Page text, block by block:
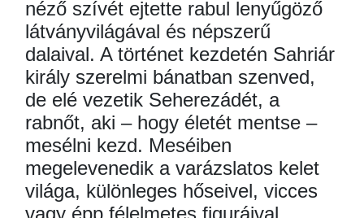
néző szívét ejtette rabul lenyűgöző
látványvilágával és népszerű
dalaival. A történet kezdetén Sahriár
király szerelmi bánatban szenved,
de elé vezetik Seherezádét, a
rabnőt, aki – hogy életét mentse –
mesélni kezd. Meséiben
megelevenedik a varázslatos kelet
világa, különleges hőseivel, vicces